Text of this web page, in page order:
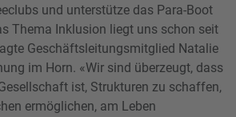
und unterstütze das Para-Boot
Thema Inklusion liegt uns schon seit
Geschäftsleitungsmitglied Natalie
im Horn. «Wir sind überzeugt, dass
ist, Strukturen zu schaffen,
ermöglichen, am Leben